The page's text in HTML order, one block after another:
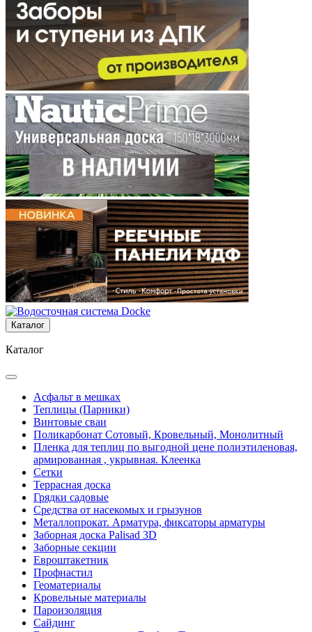
Каталог
Каталог
Асфальт в мешках
Теплицы (Парники)
Винтовые сваи
Поликарбонат Сотовый, Кровельный, Монолитный
Пленка для теплиц по выгодной цене полиэтиленовая,
армированная , укрывная. Клеенка
Сетки
Террасная доска
Грядки садовые
Средства от насекомых и грызунов
Металлопрокат. Арматура, фиксаторы арматуры
Заборная доска Palisad 3D
Заборные секции
Евроштакетник
Профнастил
Геоматериалы
Кровельные материалы
Пароизоляция
Сайдинг